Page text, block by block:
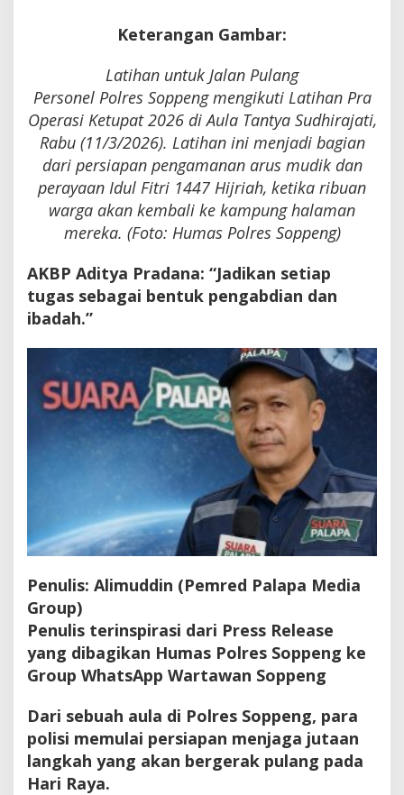
Keterangan Gambar:
Latihan untuk Jalan Pulang
Personel Polres Soppeng mengikuti Latihan Pra
Operasi Ketupat 2026 di Aula Tantya Sudhirajati,
Rabu (11/3/2026). Latihan ini menjadi bagian
dari persiapan pengamanan arus mudik dan
perayaan Idul Fitri 1447 Hijriah, ketika ribuan
warga akan kembali ke kampung halaman
mereka. (Foto: Humas Polres Soppeng)
AKBP Aditya Pradana: “Jadikan setiap
tugas sebagai bentuk pengabdian dan
ibadah.”
Penulis: Alimuddin (Pemred Palapa Media
Group)
Penulis terinspirasi dari Press Release
yang dibagikan Humas Polres Soppeng ke
Group WhatsApp Wartawan Soppeng
Dari sebuah aula di Polres Soppeng, para
polisi memulai persiapan menjaga jutaan
langkah yang akan bergerak pulang pada
Hari Raya.